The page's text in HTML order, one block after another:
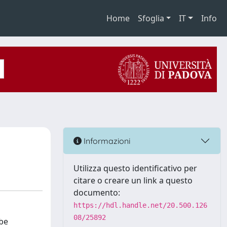
Home Sfoglia IT Info
Informazioni
Utilizza questo identificativo per
citare o creare un link a questo
documento:
https://hdl.handle.net/20.500.126
08/25892